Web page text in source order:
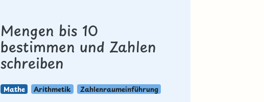
Mengen bis 10
bestimmen und Zahlen
schreiben
Mathe Arithmetik Zahlenraumeinführung